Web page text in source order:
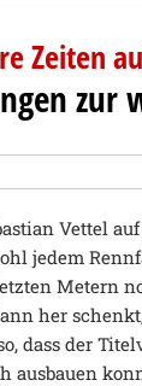
Zeiten
zur
Vettel
jedem
Metern
her
dass der
ausbauen